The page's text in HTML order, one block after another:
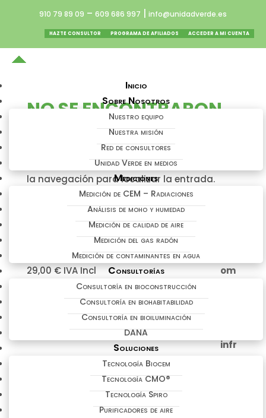
910 79 89 09 – 609 686 997 info@unidadverde.es
HAZTE CONSULTOR PROGRAMA DE AFILIADOS ACCEDER A MI CUENTA
Inicio
Sobre Nosotros
Nuestro equipo
Nuestra misión
Red de consultores
Unidad Verde en medios
Mediciones
Medición de CEM – Radiaciones
Análisis de moho y humedad
Medición de calidad de aire
Medición del gas radón
Medición de contaminantes en agua
Consultorías
Consultoría en bioconstrucción
Consultoría en biohabitabilidad
Consultoría en bioiluminación
DANA
Soluciones
Tecnología Biocem
Tecnología CMO®
Tecnología Spiro
Purificadores de aire
NO SE ENCONTRARON
RESULTADOS
La página solicitada no pudo encontrarse.
Trate de perfeccionar su búsqueda o utilice
la navegación para localizar la entrada.
PRODUCTOS DE INTERÉS
Bombilla Circadian Pro
29,00 € IVA Incl